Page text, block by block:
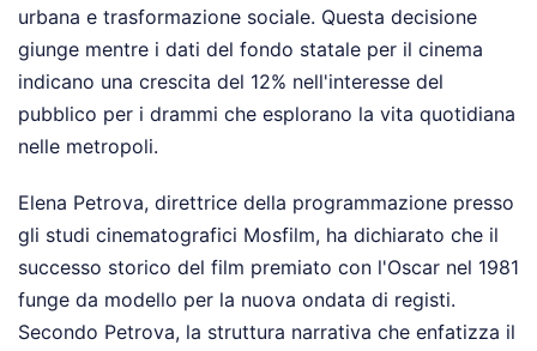
urbana e trasformazione sociale. Questa decisione
giunge mentre i dati del fondo statale per il cinema
indicano una crescita del 12% nell'interesse del
pubblico per i drammi che esplorano la vita quotidiana
nelle metropoli.
Elena Petrova, direttrice della programmazione presso
gli studi cinematografici Mosfilm, ha dichiarato che il
successo storico del film premiato con l'Oscar nel 1981
funge da modello per la nuova ondata di registi.
Secondo Petrova, la struttura narrativa che enfatizza il